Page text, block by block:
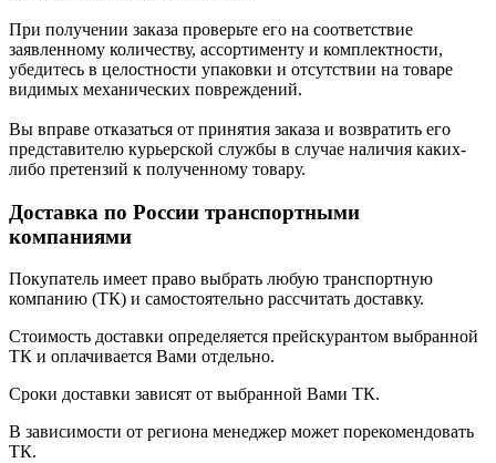
При получении заказа проверьте его на соответствие
заявленному количеству, ассортименту и комплектности,
убедитесь в целостности упаковки и отсутствии на товаре
видимых механических повреждений.
Вы вправе отказаться от принятия заказа и возвратить его
представителю курьерской службы в случае наличия каких-
либо претензий к полученному товару.
Доставка по России транспортными
компаниями
Покупатель имеет право выбрать любую транспортную
компанию (ТК) и самостоятельно рассчитать доставку.
Стоимость доставки определяется прейскурантом выбранной
ТК и оплачивается Вами отдельно.
Сроки доставки зависят от выбранной Вами ТК.
В зависимости от региона менеджер может порекомендовать
ТК.